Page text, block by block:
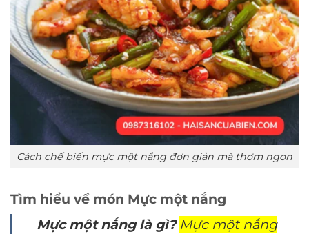
Cách chế biến mực một nắng đơn giản mà thơm ngon
Tìm hiểu về món Mực một nắng
Mực một nắng là gì? Mực một nắng